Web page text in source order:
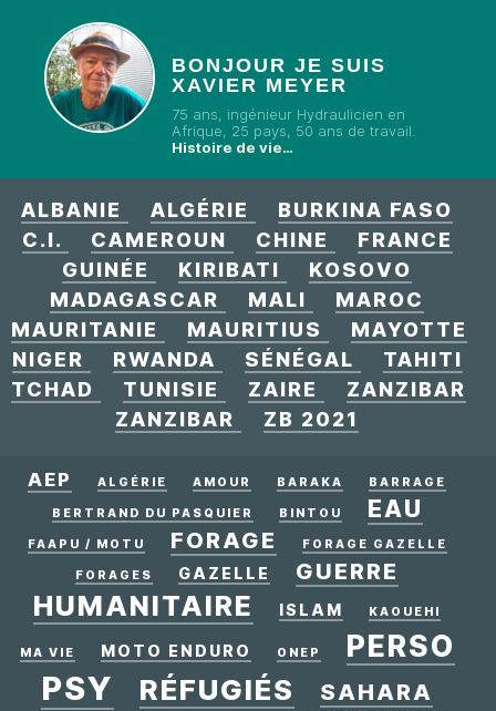
BONJOUR JE SUIS
XAVIER MEYER
75 ans, ingénieur Hydraulicien en
Afrique, 25 pays, 50 ans de travail.
Histoire de vie…
ALBANIE ALGÉRIE
BURKINA FASO
C.I.
CAMEROUN CHINE
FRANCE
GUINÉE
KIRIBATI
KOSOVO
MADAGASCAR
MALI
MAROC
MAURITANIE
MAURITIUS
MAYOTTE
NIGER
RWANDA SÉNÉGAL
TAHITI
TCHAD
TUNISIE ZAIRE
ZANZIBAR
ZANZIBAR
ZB 2021
AEP ALGÉRIE AMOUR BARAKA BARRAGE
BERTRAND DU PASQUIER BINTOU EAU
FAAPU / MOTU FORAGE FORAGE GAZELLE
FORAGES GAZELLE GUERRE
HUMANITAIRE ISLAM KAOUEHI
MA VIE MOTO ENDURO ONEP PERSO
PSY RÉFUGIÉS SAHARA